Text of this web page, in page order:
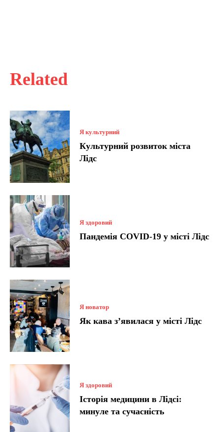
Related
Я культурний
Культурний розвиток міста
Лідс
Я здоровий
Пандемія COVID-19 у місті Лідс
Я новатор
Як кава з’явилася у місті Лідс
Я здоровий
Історія медицини в Лідсі:
минуле та сучасність